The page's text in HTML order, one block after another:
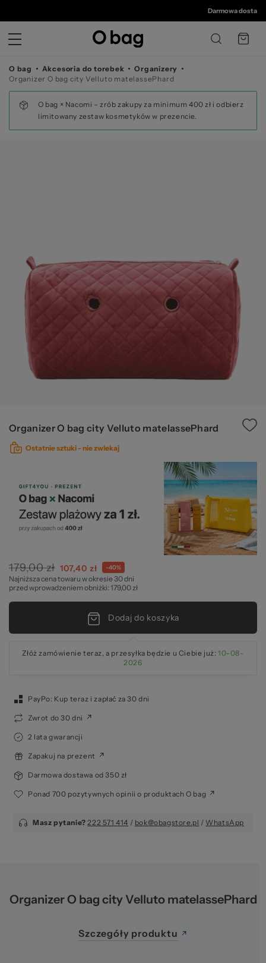
©
O
Darmowa dostawa
O bag Akcesoria do torebek
Organizery
Organizer O bag city Velluto matelassePhard
O bag × Nacomi – zrób zakupy za minimum 400 zł i odbierz
limitowany zestaw kosmetyków w prezencie.
Organizer O bag city Velluto matelassePhard
Ostatnie sztuki - nie zwlekaj
179,00 zł Cena
specjalna
107,40 zł -40%
Najniższa cena towaru w okresie 30 dni
przed wprowadzeniem obniżki: 179,00 zł
Dodaj do koszyka
Złóż zamówienie teraz, a przesyłka będzie u Ciebie już: 10-08-
2026
PayPo: Kup teraz i zapłać za 30 dni
Zwrot do 30 dni
2 lata gwarancji
Zapakuj na prezent
Darmowa dostawa od 350 zł
Ponad 700 pozytywnych opinii o produktach O bag
Masz pytanie? 222 571 414 / bok@obagstore.pl / WhatsApp
Organizer O bag city Velluto matelassePhard
Szczegóły produktu